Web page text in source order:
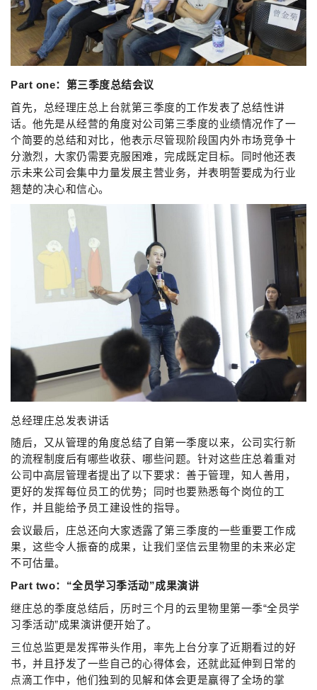
Part one：第三季度总结会议
首先，总经理庄总上台就第三季度的工作发表了总结性讲
话。他先是从经营的角度对公司第三季度的业绩情况作了一
个简要的总结和对比，他表示尽管现阶段国内外市场竞争十
分激烈，大家仍需要克服困难，完成既定目标。同时他还表
示未来公司会集中力量发展主营业务，并表明誓要成为行业
翘楚的决心和信心。
总经理庄总发表讲话
随后，又从管理的角度总结了自第一季度以来，公司实行新
的流程制度后有哪些收获、哪些问题。针对这些庄总着重对
公司中高层管理者提出了以下要求：善于管理，知人善用，
更好的发挥每位员工的优势；同时也要熟悉每个岗位的工
作，并且能给予员工建设性的指导。
会议最后，庄总还向大家透露了第三季度的一些重要工作成
果，这些令人振奋的成果，让我们坚信云里物里的未来必定
不可估量。
Part two：“全员学习季活动”成果演讲
继庄总的季度总结后，历时三个月的云里物里第一季“全员学
习季活动”成果演讲便开始了。
三位总监更是发挥带头作用，率先上台分享了近期看过的好
书，并且抒发了一些自己的心得体会，还就此延伸到日常的
点滴工作中，他们独到的见解和体会更是赢得了全场的掌